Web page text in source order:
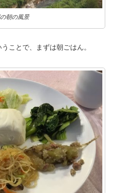
朝の風景
ことで、まずは朝ごはん。